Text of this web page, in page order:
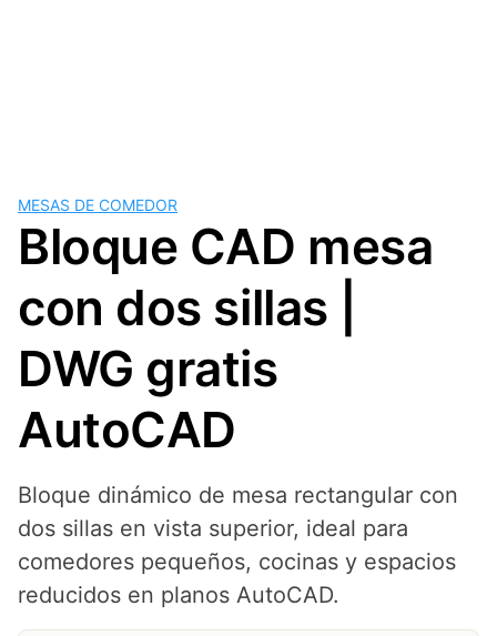
MESAS DE COMEDOR
Bloque CAD mesa
con dos sillas |
DWG gratis
AutoCAD
Bloque dinámico de mesa rectangular con
dos sillas en vista superior, ideal para
comedores pequeños, cocinas y espacios
reducidos en planos AutoCAD.